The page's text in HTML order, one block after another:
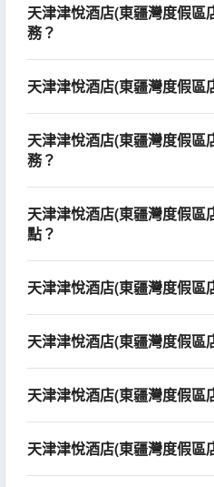
天津津悅酒店(東疆灣度假區
務？
天津津悅酒店(東疆灣度假區
天津津悅酒店(東疆灣度假區
務？
天津津悅酒店(東疆灣度假區
點？
天津津悅酒店(東疆灣度假區
天津津悅酒店(東疆灣度假區
天津津悅酒店(東疆灣度假區
天津津悅酒店(東疆灣度假區